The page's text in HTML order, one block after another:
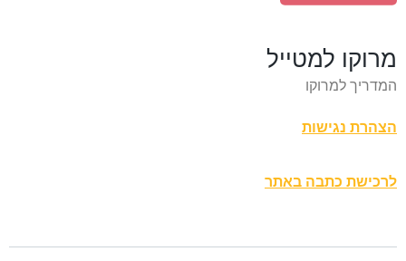
מרוקו למטייל
המדריך למרוקו
הצהרת נגישות
לרכישת כתבה באתר